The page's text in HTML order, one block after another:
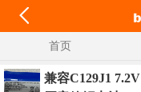
首页
兼容C129J1